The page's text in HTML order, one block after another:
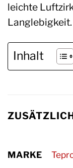
leichte
Langlebigkeit.
Inhalt
MARKE